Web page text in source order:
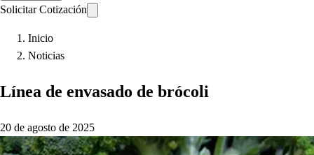
Solicitar Cotización
Inicio
Noticias
Línea de envasado de brócoli
20 de agosto de 2025